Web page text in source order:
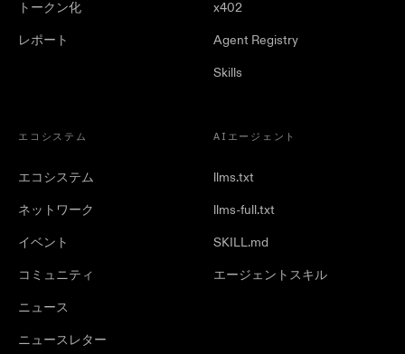
トークン化
レポート
x402
Agent Registry
Skills
エコシステム
エコシステム
ネットワーク
イベント
コミュニティ
ニュース
ニュースレター
AIエージェント
llms.txt
llms-full.txt
SKILL.md
エージェントスキル